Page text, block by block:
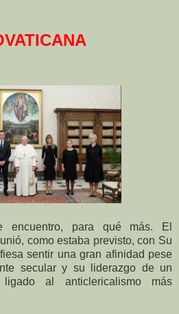
encuentro, para qué más. El
como estaba previsto, con Su
sentir una gran afinidad pese
secular y su liderazgo de un
ligado al anticlericalismo más